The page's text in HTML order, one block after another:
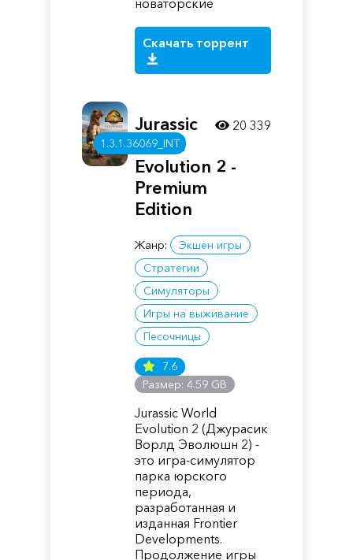
новаторские
Скачать торрент
1.3.1.36069_INT
Jurassic
World
Evolution 2 -
Premium
Edition
Жанр:
Экшен игры
Стратегии
Симуляторы
Игры на выживание
Песочницы
7.6
Размер: 4.59 GB
Jurassic World
Evolution 2 (Джурасик
Ворлд Эволюшн 2) -
это игра-симулятор
парка юрского
периода,
разработанная и
изданная Frontier
Developments.
Продолжение игры
20 339